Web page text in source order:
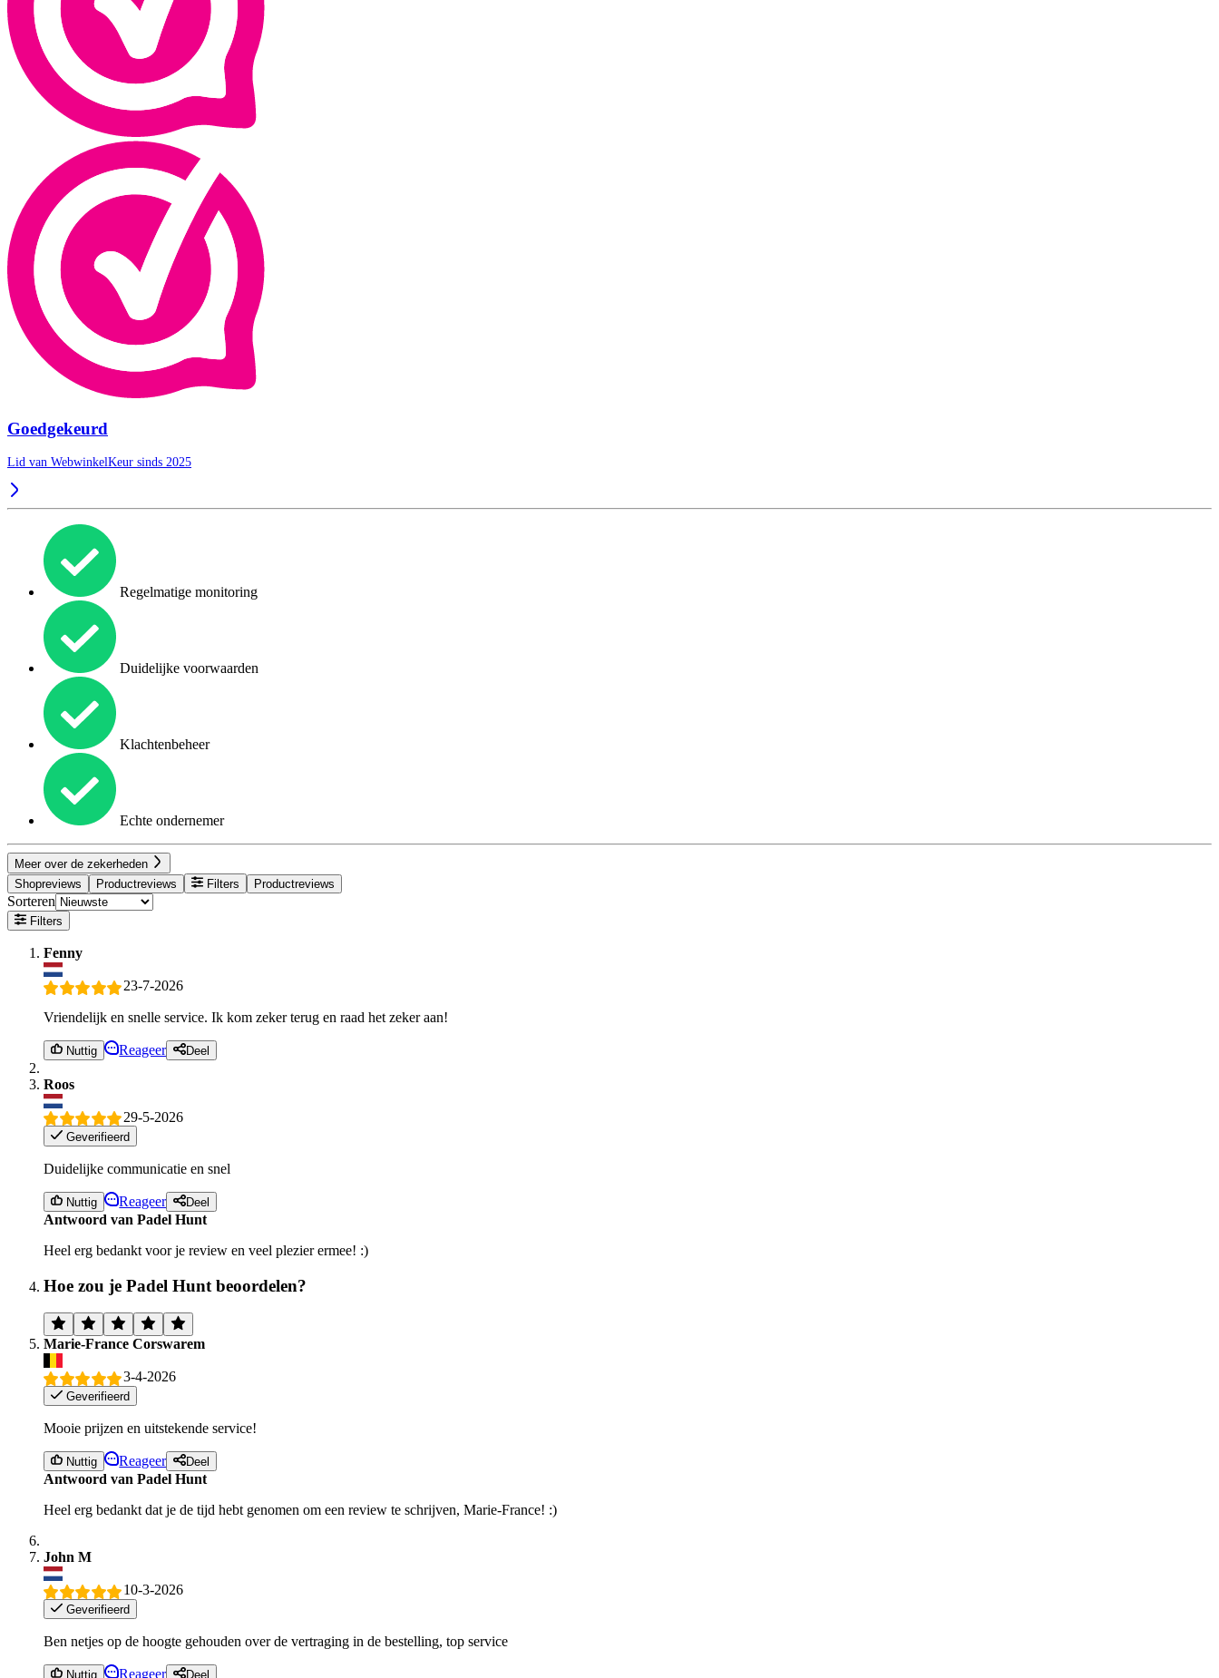
Goedgekeurd
Lid van WebwinkelKeur sinds 2025
Regelmatige monitoring
Duidelijke voorwaarden
Klachtenbeheer
Echte ondernemer
Meer over de zekerheden
Shopreviews
Productreviews Filters Productreviews
Sorteren
Filters
Fenny
23-7-2026
Vriendelijk en snelle service. Ik kom zeker terug en raad het zeker aan!
Nuttig Reageer Deel
Roos
29-5-2026
Geverifieerd
Duidelijke communicatie en snel
Nuttig Reageer Deel
Antwoord van Padel Hunt
Heel erg bedankt voor je review en veel plezier ermee! :)
Hoe zou je Padel Hunt beoordelen?
Marie-France Corswarem
3-4-2026
Geverifieerd
Mooie prijzen en uitstekende service!
Nuttig Reageer Deel
Antwoord van Padel Hunt
Heel erg bedankt dat je de tijd hebt genomen om een review te schrijven, Marie-France! :)
John M
10-3-2026
Geverifieerd
Ben netjes op de hoogte gehouden over de vertraging in de bestelling, top service
Nuttig Reageer Deel